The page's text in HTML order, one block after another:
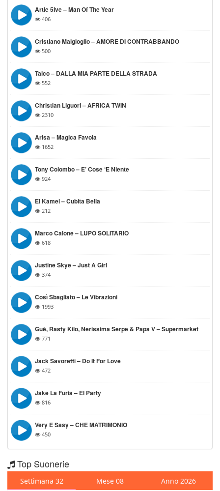
Artie 5Ive – Man Of The Year
406
Cristiano Malgioglio – AMORE DI CONTRABBANDO
500
Talco – DALLA MIA PARTE DELLA STRADA
552
Christian Liguori – AFRICA TWIN
2310
Arisa – Magica Favola
1652
Tony Colombo – E’ Cose ‘e Niente
924
El Kamel – Cubita Bella
212
Marco Calone – LUPO SOLITARIO
618
Justine Skye – Just A Girl
374
Così Sbagliato – Le Vibrazioni
1993
Guè, Rasty Kilo, Nerissima Serpe & Papa V – Supermarket
771
Jack Savoretti – Do It For Love
472
Jake La Furia – El Party
816
Very E Sasy – CHE MATRIMONIO
450
Top Suonerie
Settimana 32 Mese 08 Anno 2026